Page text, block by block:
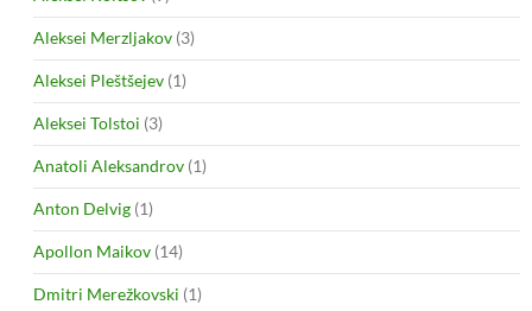
Aleksei Merzljakov (3)
Aleksei Pleštšejev (1)
Aleksei Tolstoi (3)
Anatoli Aleksandrov (1)
Anton Delvig (1)
Apollon Maikov (14)
Dmitri Merežkovski (1)